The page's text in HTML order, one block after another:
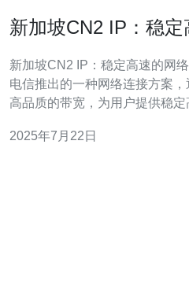
新加坡CN2 IP：稳
新加坡CN2 IP：稳定高速的网络连接方案
电信推出的一种网络连接方案
高品质的带宽，为用户提供稳
用户选择CN2 IP来满足其网络连接需求。
2025年7月22日